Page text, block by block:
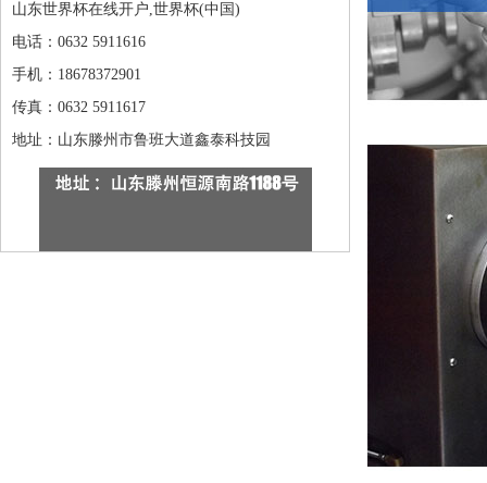
山东世界杯在线开户,世界杯(中国)
电话：0632 5911616
手机：18678372901
传真：0632 5911617
地址：山东滕州市鲁班大道鑫泰科技园